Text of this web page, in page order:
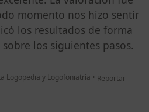
momento nos hizo sentir
los resultados de forma
los siguientes pasos.
Logopedia y Logofoniatría • en opinión del
Reportar